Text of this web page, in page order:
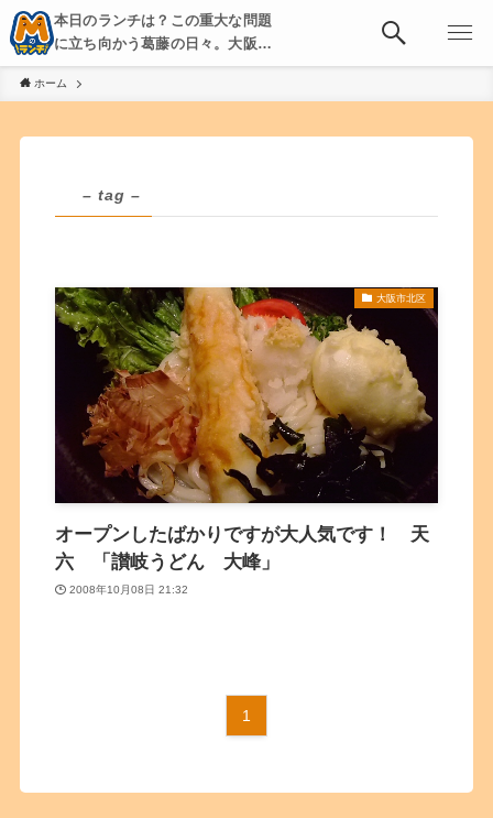
本日のランチは？この重大な問題
に立ち向かう葛藤の日々。大阪・
京都・神戸を中心とした食べ歩
き、飲み歩きを綴る。
ホーム
– tag –
大阪市北区
オープンしたばかりですが大人気です！ 天
六 「讃岐うどん 大峰」
2008年10月08日 21:32
1